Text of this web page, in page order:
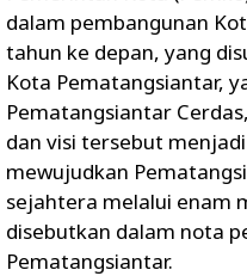
dalam pembangunan
tahun ke depan, yang
Kota Pematangsiantar,
Pematangsiantar
dan visi tersebut
mewujudkan
sejahtera melalui enam
disebutkan dalam nota
Pematangsiantar.